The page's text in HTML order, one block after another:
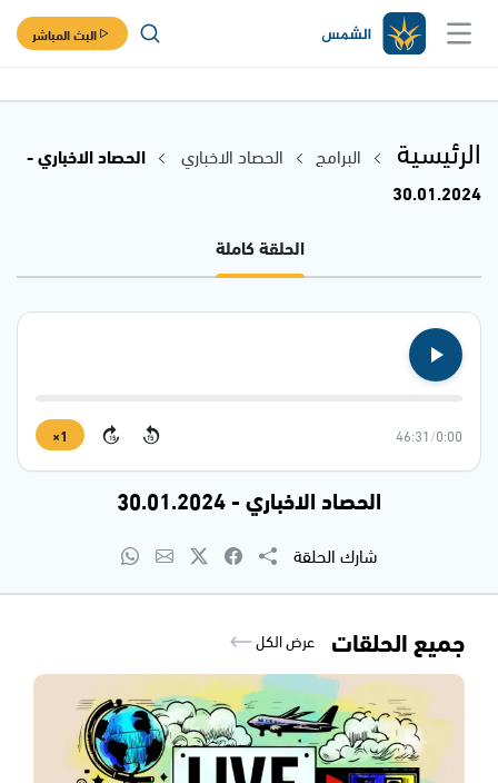
البث المباشر
الرئيسية البرامج الحصاد الاخباري
الحصاد الاخباري -
30.01.2024
الحلقة كاملة
0:00
/
46:31
15
15
1×
الحصاد الاخباري - 30.01.2024
شارك الحلقة
جميع الحلقات عرض الكل